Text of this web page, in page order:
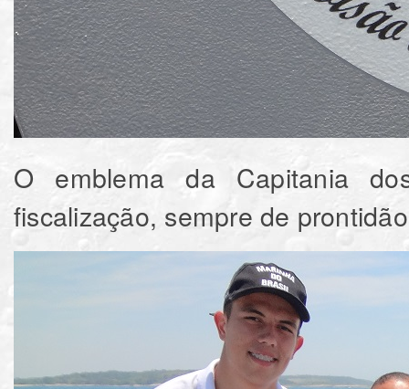
O emblema da Capitania
fiscalização, sempre de